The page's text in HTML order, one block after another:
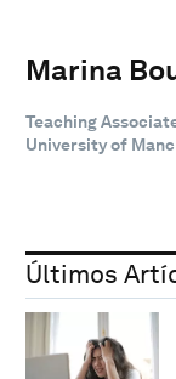
Marina
Teaching
University of
Últimos